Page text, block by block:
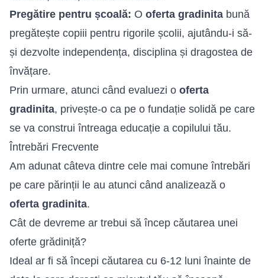
Pregătire pentru școală: O oferta gradinita bună
pregătește copiii pentru rigorile școlii, ajutându-i să-
și dezvolte independența, disciplina și dragostea de
învățare.
Prin urmare, atunci când evaluezi o oferta
gradinita, privește-o ca pe o fundație solidă pe care
se va construi întreaga educație a copilului tău.
Întrebări Frecvente
Am adunat câteva dintre cele mai comune întrebări
pe care părinții le au atunci când analizează o
oferta gradinita.
Cât de devreme ar trebui să încep căutarea unei
oferte grădiniță?
Ideal ar fi să începi căutarea cu 6-12 luni înainte de